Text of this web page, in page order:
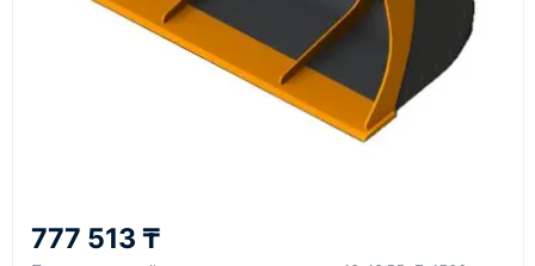
Казахстан и СНГ
доставка оборудования в разные города и
средний срок доставки по большинству поставок
777 513 ₸